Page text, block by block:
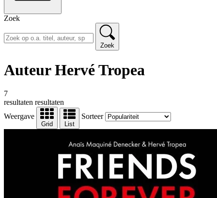
Zoek
Zoek
Auteur Hervé Tropea
7
resultaten resultaten
Weergave
Grid List
Sorteer